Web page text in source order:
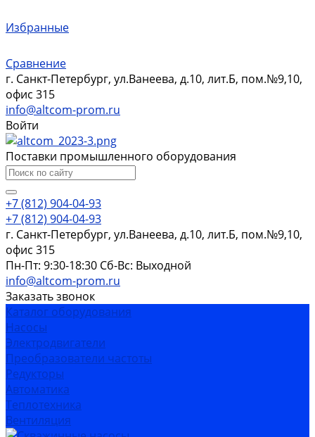
Избранные
Сравнение
г. Санкт-Петербург, ул.Ванеева, д.10, лит.Б, пом.№9,10,
офис 315
info@altcom-prom.ru
Войти
Поставки промышленного оборудования
+7 (812) 904-04-93
+7 (812) 904-04-93
г. Санкт-Петербург, ул.Ванеева, д.10, лит.Б, пом.№9,10,
офис 315
Пн-Пт: 9:30-18:30 Cб-Вс: Выходной
info@altcom-prom.ru
Заказать звонок
Каталог оборудования
Насосы
Электродвигатели
Преобразователи частоты
Редукторы
Автоматика
Теплотехника
Вентиляция